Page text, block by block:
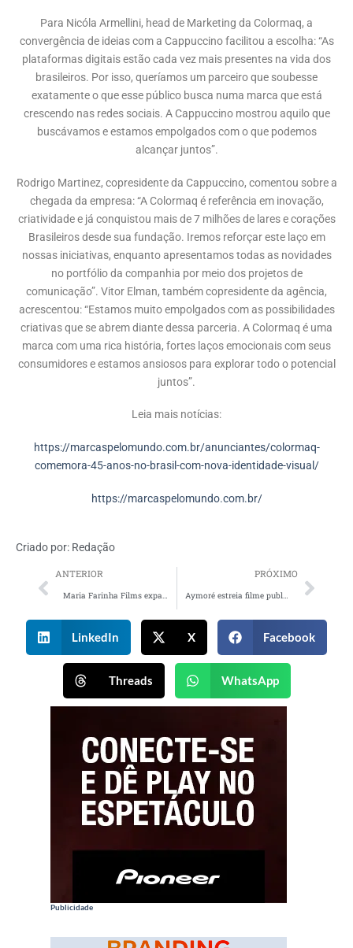
Para Nicóla Armellini, head de Marketing da Colormaq, a
convergência de ideias com a Cappuccino facilitou a escolha: “As
plataformas digitais estão cada vez mais presentes na vida dos
brasileiros. Por isso, queríamos um parceiro que soubesse
exatamente o que esse público busca numa marca que está
crescendo nas redes sociais. A Cappuccino mostrou aquilo que
buscávamos e estamos empolgados com o que podemos
alcançar juntos”.
Rodrigo Martinez, copresidente da Cappuccino, comentou sobre a
chegada da empresa: “A Colormaq é referência em inovação,
criatividade e já conquistou mais de 7 milhões de lares e corações
Brasileiros desde sua fundação. Iremos reforçar este laço em
nossas iniciativas, enquanto apresentamos todas as novidades
no portfólio da companhia por meio dos projetos de
comunicação”. Vitor Elman, também copresidente da agência,
acrescentou: “Estamos muito empolgados com as possibilidades
criativas que se abrem diante dessa parceria. A Colormaq é uma
marca com uma rica história, fortes laços emocionais com seus
consumidores e estamos ansiosos para explorar todo o potencial
juntos”.
Leia mais notícias:
https://marcaspelomundo.com.br/anunciantes/colormaq-
comemora-45-anos-no-brasil-com-nova-identidade-visual/
https://marcaspelomundo.com.br/
Criado por: Redação
ANTERIOR PRÓXIMO
LinkedIn X Facebook
Threads WhatsApp
Publicidade